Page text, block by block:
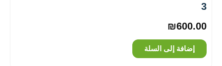
3
₪600.00
إضافة إلى السلة